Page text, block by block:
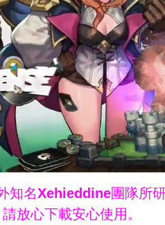
知名Xehieddine團隊所
放心下載安心使用。